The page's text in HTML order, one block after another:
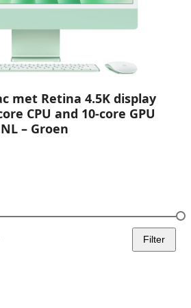
met Retina 4.5K display
CPU and 10-core GPU
NL – Groen
Filter